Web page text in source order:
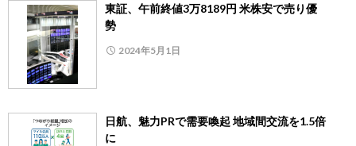
東証、午前終値3万8189円 米株安で売り優
勢
2024年5月1日
日航、魅力PRで需要喚起 地域間交流を1.5倍
に